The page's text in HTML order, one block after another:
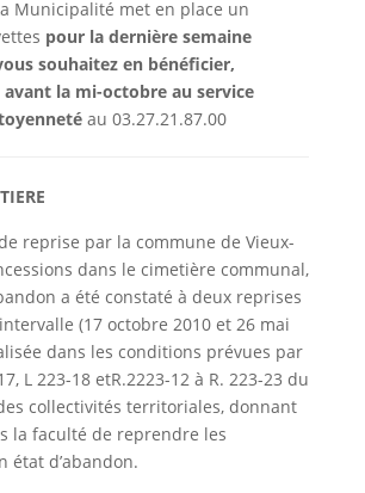
Municipalité met en place un
pour la dernière semaine
souhaitez en bénéficier,
avant la mi-octobre au service
au 03.27.21.87.00
reprise par la commune de Vieux-
dans le cimetière communal,
a été constaté à deux reprises
(17 octobre 2010 et 26 mai
dans les conditions prévues par
L 223-18 etR.2223-12 à R. 223-23 du
collectivités territoriales, donnant
la faculté de reprendre les
état d’abandon.